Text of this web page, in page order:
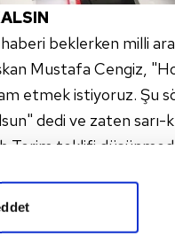
beklerken milli
Mustafa Cengiz,
etmek istiyoruz. Şu
dedi ve zaten sarı-
Terim teklifi
sadece imza atmak